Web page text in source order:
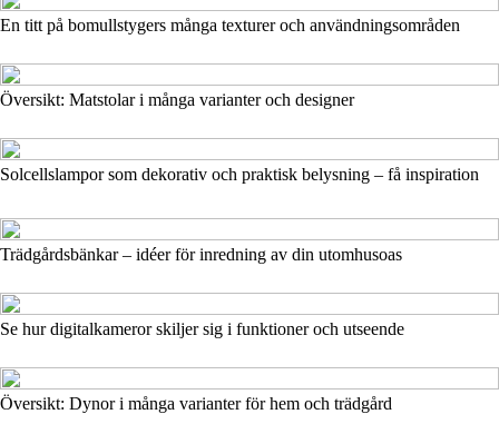
En titt på bomullstygers många texturer och användningsområden
Översikt: Matstolar i många varianter och designer
Solcellslampor som dekorativ och praktisk belysning – få inspiration
Trädgårdsbänkar – idéer för inredning av din utomhusoas
Se hur digitalkameror skiljer sig i funktioner och utseende
Översikt: Dynor i många varianter för hem och trädgård